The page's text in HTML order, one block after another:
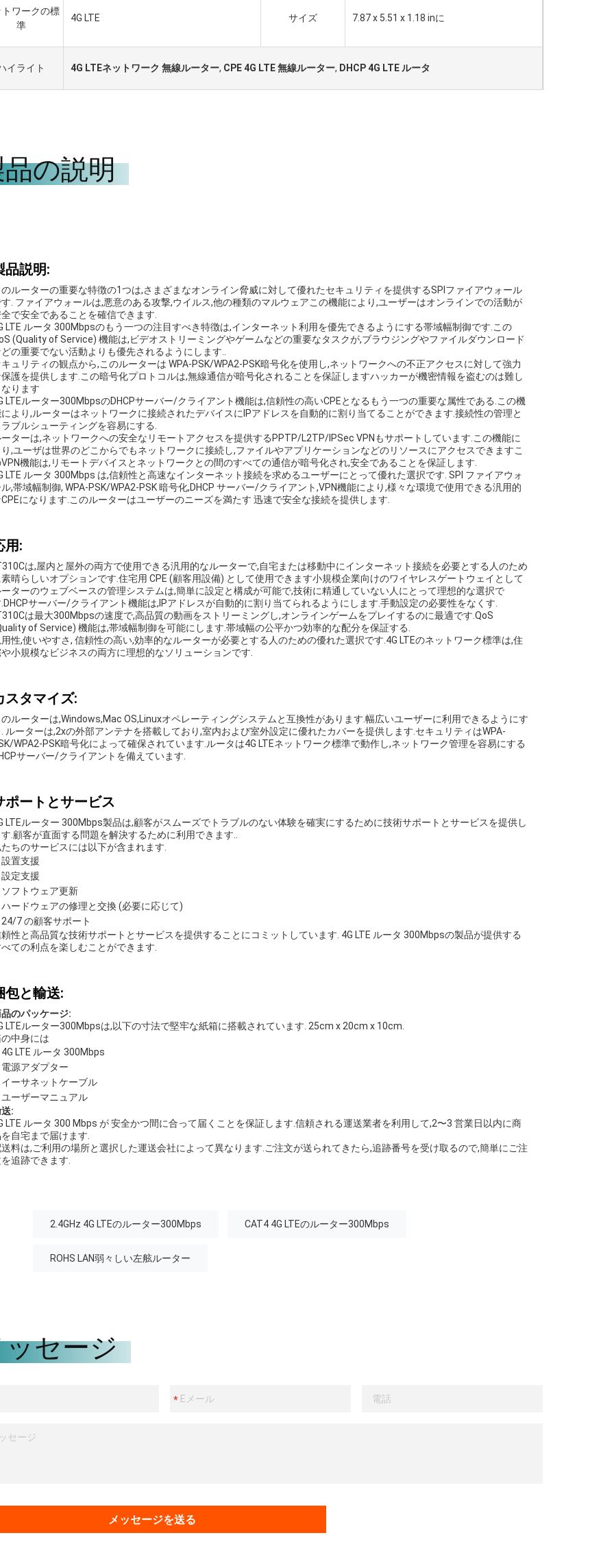
и имеет
ワークの標
準
4G LTE サイズ 7.87 x 5.51 x 1.18 inに
イライト 4G LTEネットワーク 無線ルーター, CPE 4G LTE 無線ルーター, DHCP 4G LTE ルータ
の説明
品説明:
ルーターの重要な特徴の1つは,さまざまなオンライン脅威に対して優れたセキュリティを提供するSPIファイアウォール
. ファイアウォールは,悪意のある攻撃,ウイルス,他の種類のマルウェアこの機能により,ユーザーはオンラインでの活動が
で安全であることを確信できます.
LTE ルータ 300Mbpsのもう一つの注目すべき特徴は,インターネット利用を優先できるようにする帯域幅制御です.この
(Quality of Service) 機能は,ビデオストリーミングやゲームなどの重要なタスクが,ブラウジングやファイルダウンロード
の重要でない活動よりも優先されるようにします..
ュリティの観点から,このルーターは WPA-PSK/WPA2-PSK暗号化を使用し,ネットワークへの不正アクセスに対して強力
護を提供します.この暗号化プロトコルは,無線通信が暗号化されることを保証しますハッカーが機密情報を盗むのは難し
ります
LTEルーター300MbpsのDHCPサーバー/クライアント機能は,信頼性の高いCPEとなるもう一つの重要な属性である.この機
より,ルーターはネットワークに接続されたデバイスにIPアドレスを自動的に割り当てることができます.接続性の管理と
ブルシューティングを容易にする.
ターは,ネットワークへの安全なリモートアクセスを提供するPPTP/L2TP/IPSec VPNもサポートしています.この機能に
,ユーザは世界のどこからでもネットワークに接続し,ファイルやアプリケーションなどのリソースにアクセスできますこ
機能は,リモートデバイスとネットワークとの間のすべての通信が暗号化され,安全であることを保証します.
LTE ルータ 300Mbps は,信頼性と高速なインターネット接続を求めるユーザーにとって優れた選択です. SPI ファイアウォ
,帯域幅制御, WPA-PSK/WPA2-PSK 暗号化,DHCP サーバー/クライアント,VPN機能により,様々な環境で使用できる汎用的
になります.このルーターはユーザーのニーズを満たす 迅速で安全な接続を提供します.
用:
は,屋内と屋外の両方で使用できる汎用的なルーターで,自宅または移動中にインターネット接続を必要とする人のため
晴らしいオプションです.住宅用 CPE (顧客用設備) として使用できます小規模企業向けのワイヤレスゲートウェイとして
ターのウェブベースの管理システムは,簡単に設定と構成が可能で,技術に精通していない人にとって理想的な選択で
サーバー/クライアント機能は,IPアドレスが自動的に割り当てられるようにします.手動設定の必要性をなくす.
は最大300Mbpsの速度で,高品質の動画をストリーミングし,オンラインゲームをプレイするのに最適です.QoS
of Service) 機能は,帯域幅制御を可能にします.帯域幅の公平かつ効率的な配分を保証する.
性,使いやすさ, 信頼性の高い,効率的なルーターが必要とする人のための優れた選択です.4G LTEのネットワーク標準は,住
小規模なビジネスの両方に理想的なソリューションです.
スタマイズ:
ルーターは,Windows,Mac OS,Linuxオペレーティングシステムと互換性があります.幅広いユーザーに利用できるようにす
ルーターは,2xの外部アンテナを搭載しており,室内および室外設定に優れたカバーを提供します.セキュリティはWPA-
WPA2-PSK暗号化によって確保されています.ルータは4G LTEネットワーク標準で動作し,ネットワーク管理を容易にする
サーバー/クライアントを備えています.
ポートとサービス
LTEルーター 300Mbps製品は,顧客がスムーズでトラブルのない体験を確実にするために技術サポートとサービスを提供し
.顧客が直面する問題を解決するために利用できます..
ちのサービスには以下が含まれます.
設置支援
設定支援
ソフトウェア更新
ハードウェアの修理と交換 (必要に応じて)
24/7 の顧客サポート
性と高品質な技術サポートとサービスを提供することにコミットしています. 4G LTE ルータ 300Mbpsの製品が提供する
ての利点を楽しむことができます.
包と輸送:
のパッケージ:
LTEルーター300Mbpsは,以下の寸法で堅牢な紙箱に搭載されています. 25cm x 20cm x 10cm.
中身には
4G LTE ルータ 300Mbps
電源アダプター
イーサネットケーブル
ユーザーマニュアル
:
LTE ルータ 300 Mbps が 安全かつ間に合って届くことを保証します.信頼される運送業者を利用して,2〜3 営業日以内に商
自宅まで届けます.
料は,ご利用の場所と選択した運送会社によって異なります.ご注文が送られてきたら,追跡番号を受け取るので,簡単にご注
追跡できます.
2.4GHz 4G LTEのルーター300Mbps CAT4 4G LTEのルーター300Mbps
ROHS LAN弱々しい左舷ルーター
セージ
メッセージを送る